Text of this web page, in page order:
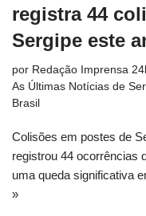
registra 44
Sergipe este
por Redação Imprensa
As Últimas Notícias de
Brasil
Colisões em postes de
registrou 44 ocorrências
uma queda significativa
»